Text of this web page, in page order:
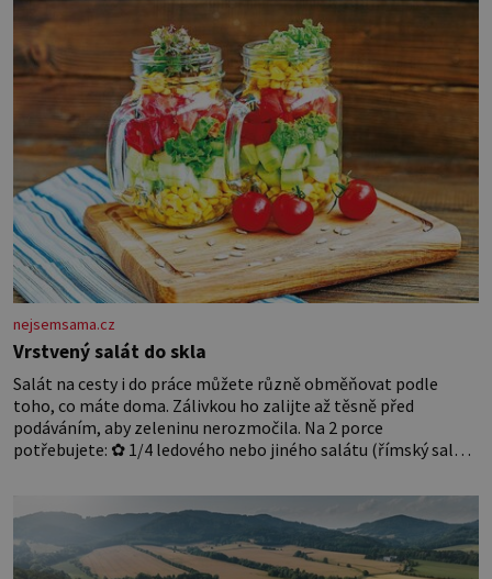
nejsemsama.cz
Vrstvený salát do skla
Salát na cesty i do práce můžete různě obměňovat podle
toho, co máte doma. Zálivkou ho zalijte až těsně před
podáváním, aby zeleninu nerozmočila. Na 2 porce
potřebujete: ✿ 1/4 ledového nebo jiného salátu (římský salát,
rajčata Zálivka: ✿ 4 lžíce olivového oleje ✿ 1 lžíci citronové
šťávy ✿ ½ stroužku